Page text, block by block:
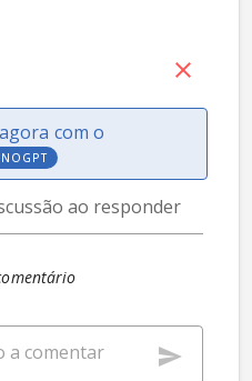
com o
ao responder